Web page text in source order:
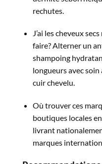
rechutes.​
J’ai les cheveux
faire? Alterner un
shampoing
longueurs avec
cuir chevelu.​
Où trouver ces
boutiques locales
livrant
marques